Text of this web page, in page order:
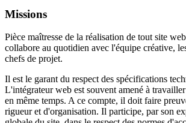
Missions
Pièce maîtresse de la réalisation de tout site
collabore au quotidien avec l'équipe créative,
chefs de projet.
Il est le garant du respect des spécifications
L'intégrateur web est souvent amené à
en même temps. A ce compte, il doit faire
rigueur et d'organisation. Il participe, par son